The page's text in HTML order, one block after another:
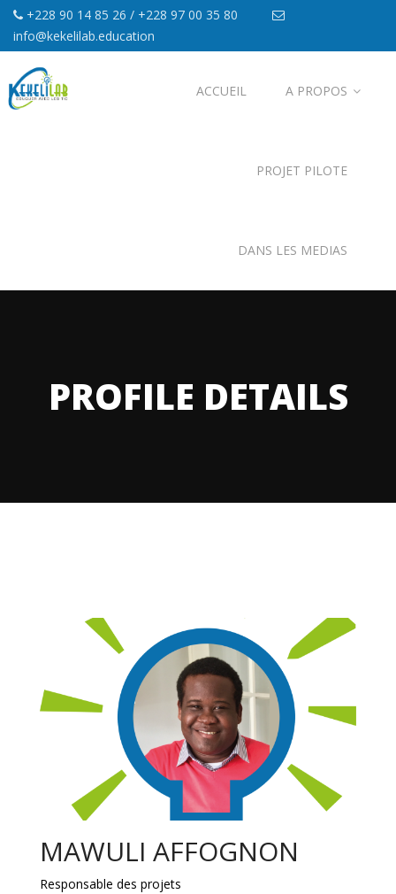
+228 90 14 85 26 / +228 97 00 35 80
info@kekelilab.education
ACCUEIL A PROPOS
PROJET PILOTE
DANS LES MEDIAS
PROFILE DETAILS
MAWULI AFFOGNON
Responsable des projets